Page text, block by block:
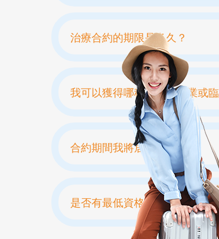
治療合約的期限是多久？
我可以獲得哪種類型的專業或
合約期間我將居住何處？
是否有最低資格要求？